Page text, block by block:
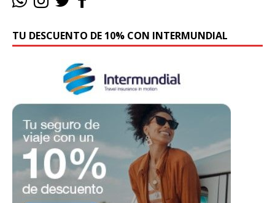
TU DESCUENTO DE 10% CON INTERMUNDIAL